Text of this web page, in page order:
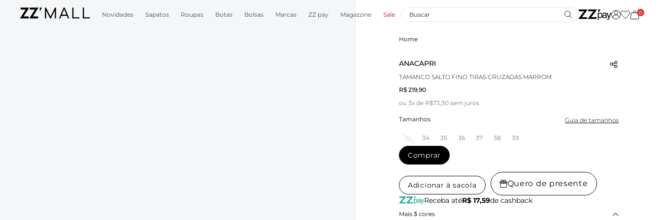
Novidades Sapatos Roupas Botas Bolsas Marcas ZZ pay Magazzine Sale 0
Home
ANACAPRI
TAMANCO SALTO FINO TIRAS CRUZADAS MARROM
R$ 219,90
ou 3x de R$73,30 sem juros
Tamanhos Guia de tamanhos
33 34 35 36 37 38 39
Comprar
Adicionar à sacola Quero de presente
Receba atéR$ 17,59de cashback
Mais 3 cores